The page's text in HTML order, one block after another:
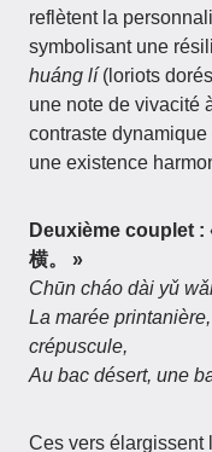
reflètent la
symbolisant une
huáng lí(loriots
une note de vivacité
contraste
une existence
Deuxième couplet :
横。 »
Chūn cháo dài yǔ
La marée
crépuscule,
Au bac désert, une
Ces vers élargissent